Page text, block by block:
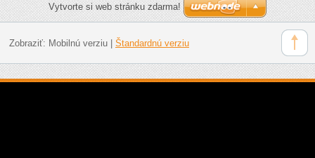
Vytvorte si web stránku zdarma!
Zobraziť: Mobilnú verziu| Štandardnú verziu